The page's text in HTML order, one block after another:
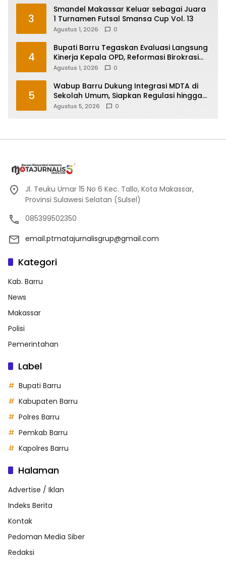
3
Smandel Makassar Keluar sebagai Juara
1 Turnamen Futsal Smansa Cup Vol. 13
Agustus 1, 2026 0
4
Bupati Barru Tegaskan Evaluasi Langsung
Kinerja Kepala OPD, Reformasi Birokrasi
Jadi Prioritas
Agustus 1, 2026 0
5
Wabup Barru Dukung Integrasi MDTA di
Sekolah Umum, Siapkan Regulasi hingga
Tim Khusus
Agustus 5, 2026 0
Jl. Teuku Umar 15 No 6 Kec. Tallo, Kota Makassar,
Provinsi Sulawesi Selatan (Sulsel)
085399502350
email.ptmatajurnalisgrup@gmail.com
Kategori
Kab. Barru
News
Makassar
Polisi
Pemerintahan
Label
Bupati Barru
Kabupaten Barru
Polres Barru
Pemkab Barru
Kapolres Barru
Halaman
Advertise / Iklan
Indeks Berita
Kontak
Pedoman Media Siber
Redaksi